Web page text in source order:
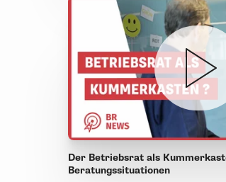
Der Betriebsrat als
Beratungssituationen